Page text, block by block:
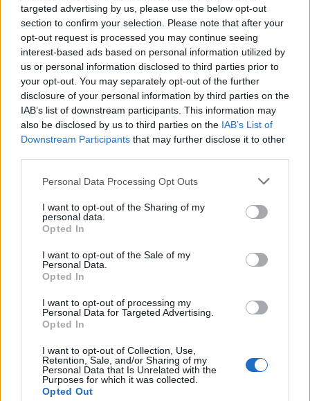
targeted advertising by us, please use the below opt-out
section to confirm your selection. Please note that after your
opt-out request is processed you may continue seeing
interest-based ads based on personal information utilized by
us or personal information disclosed to third parties prior to
your opt-out. You may separately opt-out of the further
disclosure of your personal information by third parties on the
IAB’s list of downstream participants. This information may
also be disclosed by us to third parties on the IAB’s List of
Downstream Participants that may further disclose it to other
Please note that this website/app uses one or more Google
not limited to your visit or usage behaviour. You may click to
grant or deny consent to Google and its third-party tags to
use your data for below specified purposes in below Google
consent section.
Personal Data Processing Opt Outs
I want to opt-out of the Sharing of my
personal data.
Opted In
I want to opt-out of the Sale of my
Personal Data.
Opted In
I want to opt-out of processing my
Personal Data for Targeted Advertising.
Opted In
I want to opt-out of Collection, Use,
Retention, Sale, and/or Sharing of my
Personal Data that Is Unrelated with the
Purposes for which it was collected.
Opted Out
🎁 1 mesec brezplačno! Beri brez oglasov
V kategoriji U18 so nastopili tudiTOP-KOP Koroška
(Blaž Štelcer, Bor Lampret, Jaka Germ in Tin Lesjak), ki
so med močno konkurenco osvojili 10. mesto.
Lokalno srce. Regionalna moč.
Posebej zanimiv nastop so pripravili igralci
Weclean
Lesjak), ki so nastopili kar v dveh kategorijah. V
konkurenci U21 so se prebili vse do polfinala in osvojili